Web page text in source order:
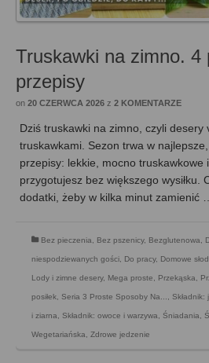
Truskawki na zimno. 4
przepisy
on 20 CZERWCA 2026 z 2 KOMENTARZE
Dziś truskawki na zimno, czyli desery
truskawkami. Sezon trwa w
przepisy: lekkie, mocno truskawkowe
przygotujesz bez większego wysiłku.
dodatki, żeby w kilka minut zamienić
Bez pieczenia, Bez pszenicy, Bezglutenowa,
niespodziewanych gości, Do pracy, Domowe
Lody i zimne desery, Mega proste, Przekąska,
posiłek, Seria 3 Proste Sposoby Na..., Składnik:
i ziarna, Składnik: owoce i warzywa, Śniadania,
Wegetariańska, Zdrowe jedzenie